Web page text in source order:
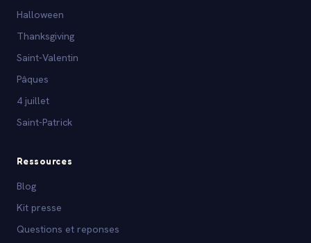
Halloween
Thanksgiving
Saint-Valentin
Pâques
4 juillet
Saint-Patrick
Ressources
Blog
Kit presse
Questions et reponses